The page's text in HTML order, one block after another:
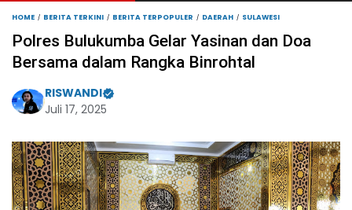
HOME BERITA TERKINI BERITA TERPOPULER DAERAH SULAWESI
Polres Bulukumba Gelar Yasinan dan Doa
Bersama dalam Rangka Binrohtal
RISWANDI
Juli 17, 2025